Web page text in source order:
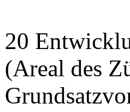
20
(Areal des